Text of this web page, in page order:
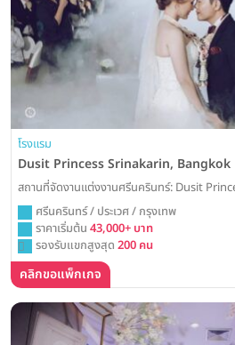
โรงแรม
Dusit Princess Srinakarin, Bangkok
สถานที่จัดงานแต่งงานศรีนครินทร์: Dusit
ศรีนครินทร์ / ประเวศ / กรุงเทพ
ราคาเริ่มต้น 43,000+ บาท
รองรับแขกสูงสุด 200 คน
คลิกขอแพ็กเกจ